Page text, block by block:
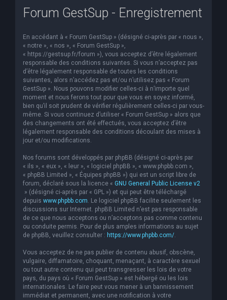
Forum GestSup - Enregistrement
En accédant à « Forum GestSup » (désigné ci-après par « nous »,
« notre », « nos », « Forum GestSup »,
« https://gestsup.fr/forum »), vous acceptez d’être légalement
responsable des conditions suivantes. Si vous n’acceptez pas
d’être légalement responsable de toutes les conditions
suivantes, alors n’accédez pas et/ou n’utilisez pas « Forum
GestSup ». Nous pouvons modifier celles-ci à n’importe quel
moment et nous ferons tout pour que vous en soyez informé,
bien qu’il soit prudent de vérifier régulièrement celles-ci par vous-
même. Si vous continuez d’utiliser « Forum GestSup » alors que
des changements ont été effectués, vous acceptez d’être
légalement responsable des conditions découlant des mises à
jour et/ou modifications.
Nos forums sont développés par phpBB (désigné ci-après par
« ils », « eux », « leur », « logiciel phpBB », « www.phpbb.com »,
« phpBB Limited », « Équipes phpBB ») qui est un script libre de
forum, déclaré sous la licence « GNU General Public License v2
» (désigné ci-après par « GPL ») et qui peut être téléchargé
depuis www.phpbb.com. Le logiciel phpBB facilite seulement les
discussions sur Internet. phpBB Limited n’est pas responsable
de ce que nous acceptons ou n’acceptons pas comme contenu
ou conduite permis. Pour de plus amples informations au sujet
de phpBB, veuillez consulter : https://www.phpbb.com/.
Vous acceptez de ne pas publier de contenu abusif, obscène,
vulgaire, diffamatoire, choquant, menaçant, à caractère sexuel
ou tout autre contenu qui peut transgresser les lois de votre
pays, du pays où « Forum GestSup » est hébergé ou les lois
internationales. Le faire peut vous mener à un bannissement
immédiat et permanent, avec une notification à votre